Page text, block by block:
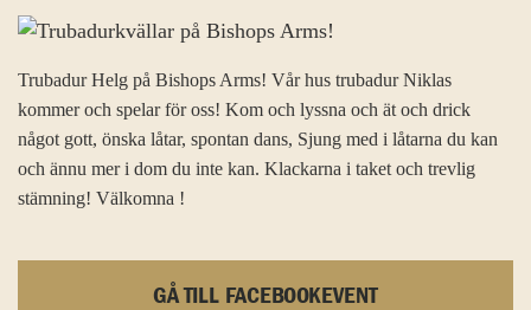
Trubadur Helg på Bishops Arms! Vår hus trubadur Niklas
kommer och spelar för oss! Kom och lyssna och ät och drick
något gott, önska låtar, spontan dans, Sjung med i låtarna du kan
och ännu mer i dom du inte kan. Klackarna i taket och trevlig
stämning! Välkomna !
GÅ TILL FACEBOOKEVENT